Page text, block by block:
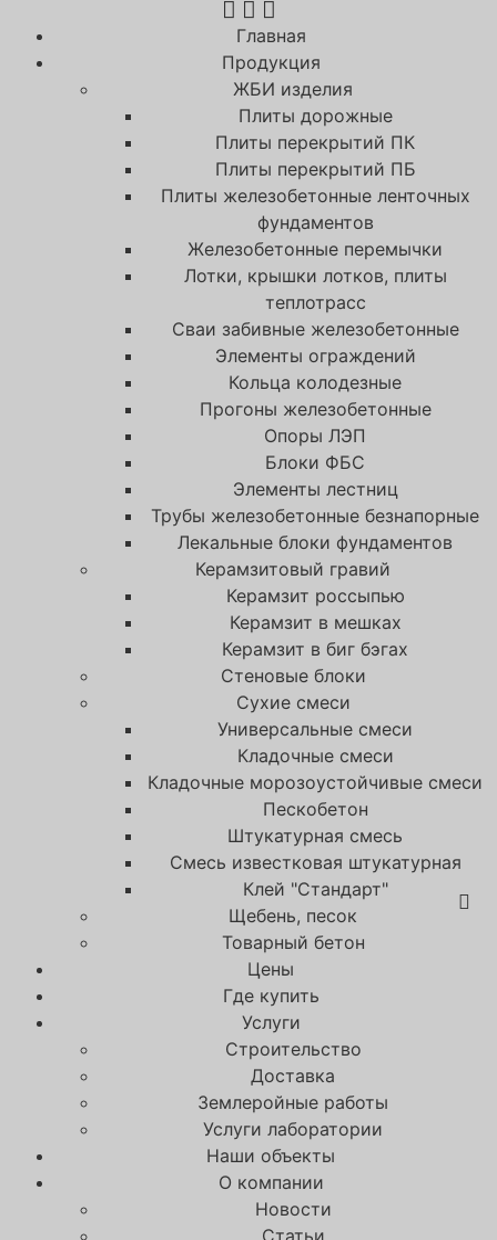
Главная
Продукция
ЖБИ изделия
Плиты дорожные
Плиты перекрытий ПК
Плиты перекрытий ПБ
Плиты железобетонные ленточных
фундаментов
Железобетонные перемычки
Лотки, крышки лотков, плиты
теплотрасс
Сваи забивные железобетонные
Элементы ограждений
Кольца колодезные
Прогоны железобетонные
Опоры ЛЭП
Блоки ФБС
Элементы лестниц
Трубы железобетонные безнапорные
Лекальные блоки фундаментов
Керамзитовый гравий
Керамзит россыпью
Керамзит в мешках
Керамзит в биг бэгах
Cтеновые блоки
Сухие смеси
Универсальные смеси
Кладочные смеси
Кладочные морозоустойчивые смеси
Пескобетон
Штукатурная смесь
Смесь известковая штукатурная
Клей "Стандарт"
Щебень, песок
Товарный бетон
Цены
Где купить
Услуги
Строительство
Доставка
Землеройные работы
Услуги лаборатории
Наши объекты
О компании
Новости
Статьи